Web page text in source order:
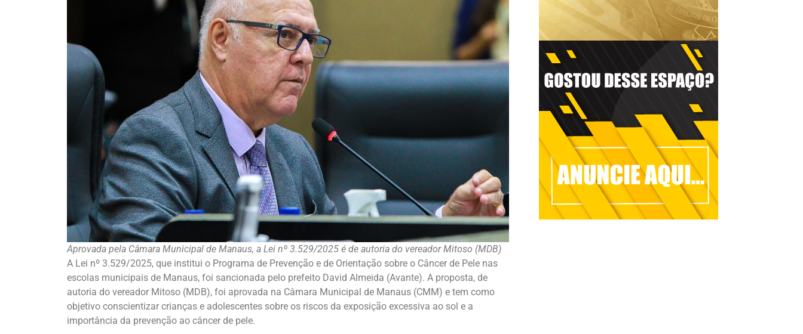
Aprovada pela Câmara Municipal de Manaus, a Lei nº 3.529/2025 é de autoria do vereador Mitoso (MDB)
A Lei nº 3.529/2025, que institui o Programa de Prevenção e de Orientação sobre o Câncer de Pele nas
escolas municipais de Manaus, foi sancionada pelo prefeito David Almeida (Avante). A proposta, de
autoria do vereador Mitoso (MDB), foi aprovada na Câmara Municipal de Manaus (CMM) e tem como
objetivo conscientizar crianças e adolescentes sobre os riscos da exposição excessiva ao sol e a
importância da prevenção ao câncer de pele.